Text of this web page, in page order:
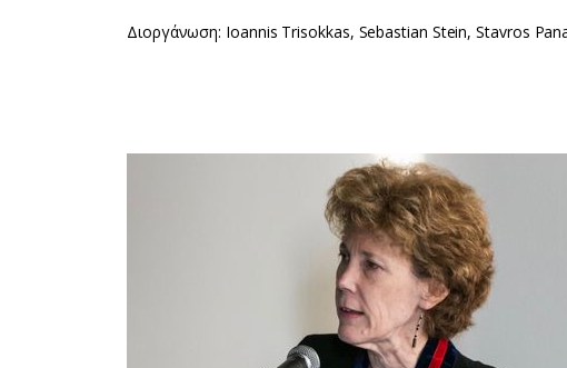
Διοργάνωση: Ioannis Trisokkas, Sebastian Stein, Stavros